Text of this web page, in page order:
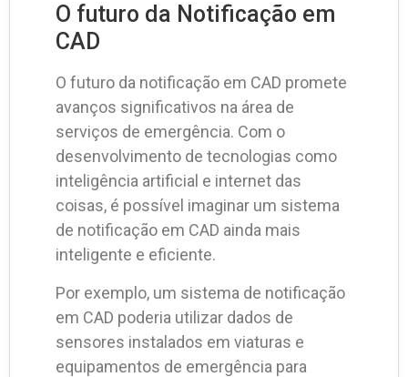
O futuro da Notificação em
CAD
O futuro da notificação em CAD promete
avanços significativos na área de
serviços de emergência. Com o
desenvolvimento de tecnologias como
inteligência artificial e internet das
coisas, é possível imaginar um sistema
de notificação em CAD ainda mais
inteligente e eficiente.
Por exemplo, um sistema de notificação
em CAD poderia utilizar dados de
sensores instalados em viaturas e
equipamentos de emergência para